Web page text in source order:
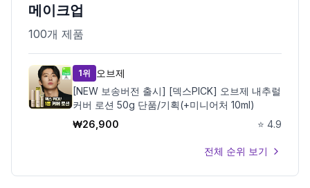
메이크업
100개 제품
1위
오브제
[NEW 보송버전 출시] [덱스PICK] 오브제 내추럴
커버 로션 50g 단품/기획(+미니어처 10ml)
₩26,900 ⭐ 4.9
전체 순위 보기